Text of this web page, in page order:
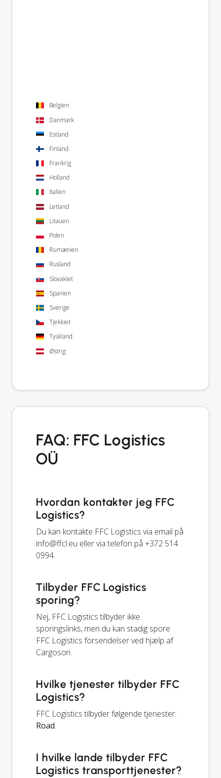
Belgien
Danmark
Estland
Finland
Frankrig
Holland
Italien
Letland
Litauen
Polen
Rumænien
Rusland
Slovakiet
Spanien
Sverige
Tjekkiet
Tyskland
Østrig
FAQ: FFC Logistics
OÜ
Hvordan kontakter jeg FFC
Logistics?
Du kan kontakte FFC Logistics via email på
info@ffcl.eu eller via telefon på +372 514
0994.
Tilbyder FFC Logistics
sporing?
Nej, FFC Logistics tilbyder ikke
sporingslinks, men du kan stadig spore
FFC Logistics forsendelser ved hjælp af
Cargoson.
Hvilke tjenester tilbyder FFC
Logistics?
FFC Logistics tilbyder følgende tjenester:
Road.
I hvilke lande tilbyder FFC
Logistics transporttjenester?